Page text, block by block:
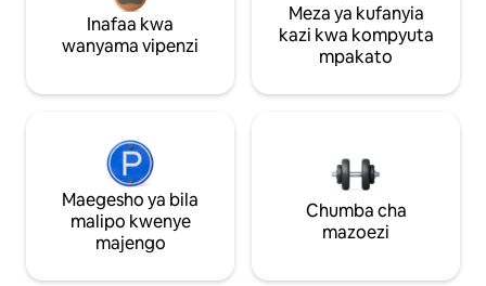
Inafaa kwa
wanyama vipenzi
Meza ya kufanyia
kazi kwa kompyuta
mpakato
Maegesho ya bila
malipo kwenye
majengo
Chumba cha
mazoezi